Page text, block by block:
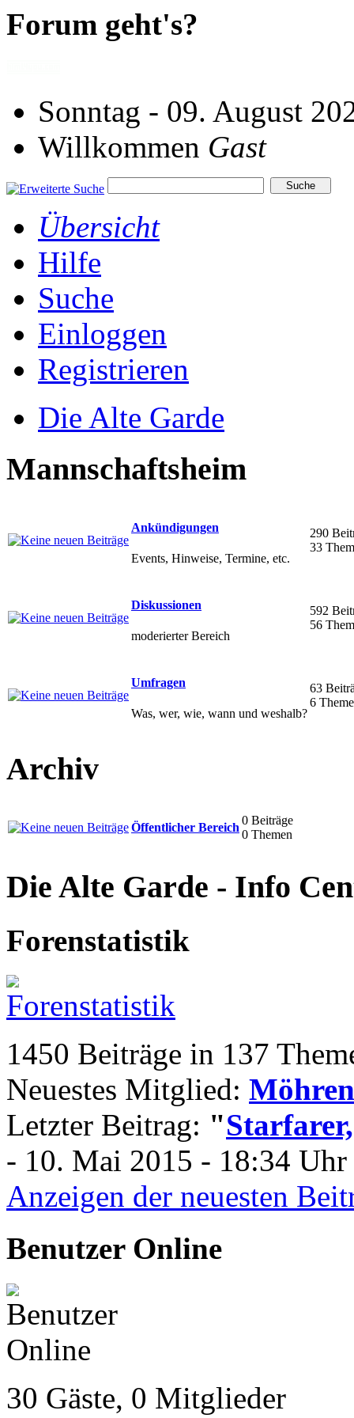
Forum geht's?
Sonntag - 09. August
Willkommen Gast
Übersicht
Hilfe
Suche
Einloggen
Registrieren
Die Alte Garde
Mannschaftsheim
Ankündigungen
Events, Hinweise, Termine, etc.
290
33
Diskussionen
moderierter Bereich
592
56
Umfragen
Was, wer, wie, wann und weshalb?
63
6
Archiv
Öffentlicher Bereich
0 Beiträge
0 Themen
Die Alte Garde - Info
Forenstatistik
1450 Beiträge in 137
Neuestes Mitglied:
Letzter Beitrag: "
- 10. Mai 2015 - 18:34 Uhr
Anzeigen der neuesten
Benutzer Online
30 Gäste, 0 Mitglieder